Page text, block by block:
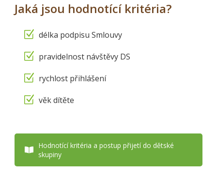
Jaká jsou hodnotící kritéria?
délka podpisu Smlouvy
pravidelnost návštěvy DS
rychlost přihlášení
věk dítěte
Hodnotící kritéria a postup přijetí do dětské
skupiny